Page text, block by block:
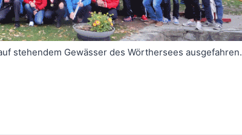
stehendem Gewässer des Wörthersees ausgefahren.